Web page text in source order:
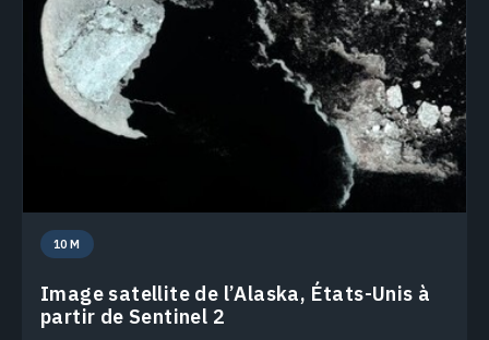
10 M
Image satellite de l’Alaska, États-Unis à
partir de Sentinel 2